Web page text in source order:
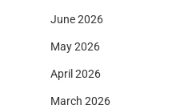
June 2026
May 2026
April 2026
March 2026